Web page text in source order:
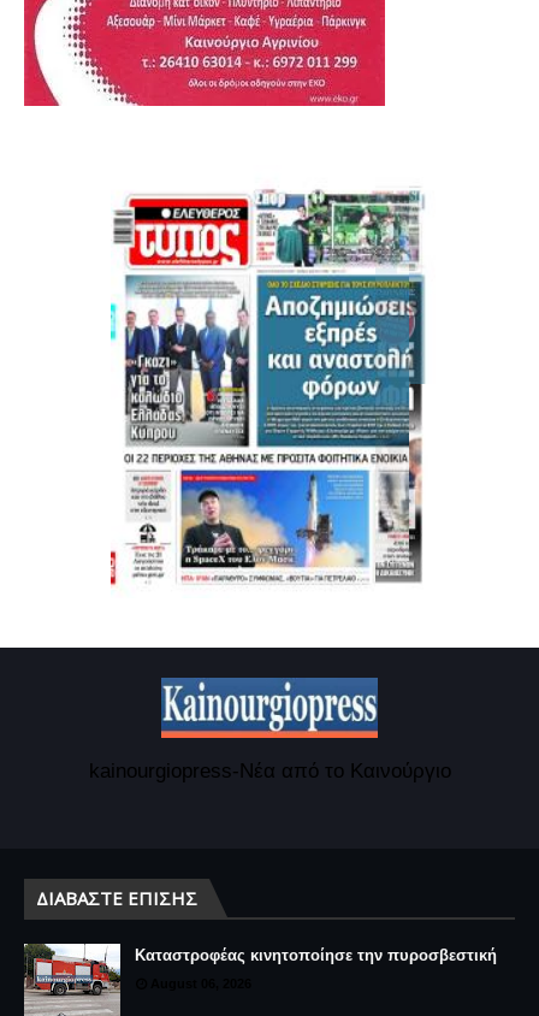
kainourgiopress-Νέα από το Καινούργιο
ΔΙΑΒΆΣΤΕ ΕΠΊΣΗΣ
Καταστροφέας κινητοποίησε την πυροσβεστική